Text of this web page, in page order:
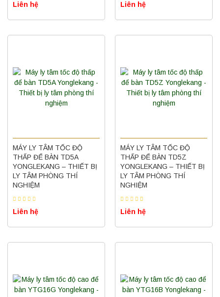
Liên hệ Liên hệ
MÁY LY TÂM TỐC ĐỘ
THẤP ĐỂ BÀN TD5A
YONGLEKANG – THIẾT BỊ
LY TÂM PHÒNG THÍ
NGHIỆM
Liên hệ
MÁY LY TÂM TỐC ĐỘ
THẤP ĐỂ BÀN TD5Z
YONGLEKANG – THIẾT BỊ
LY TÂM PHÒNG THÍ
NGHIỆM
Liên hệ